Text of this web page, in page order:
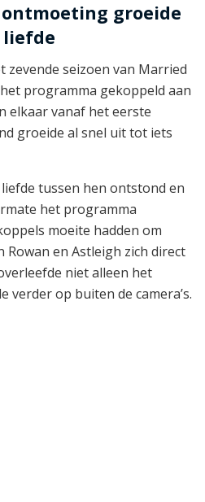
groeide
zevende seizoen van Married
programma gekoppeld aan
elkaar vanaf het eerste
groeide al snel uit tot iets
tussen hen ontstond en
het programma
moeite hadden om
Rowan en Astleigh zich direct
niet alleen het
verder op buiten de camera’s.